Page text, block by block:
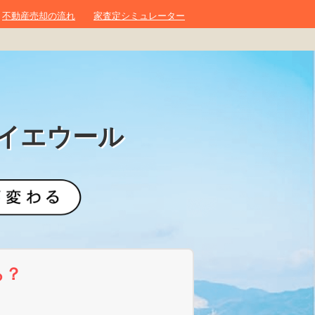
不動産売却の流れ 家査定シミュレーター
エウール